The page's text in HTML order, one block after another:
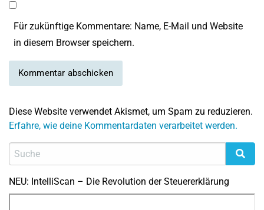
Für zukünftige Kommentare: Name, E-Mail und Website
in diesem Browser speichern.
Diese Website verwendet Akismet, um Spam zu reduzieren.
Erfahre, wie deine Kommentardaten verarbeitet werden.
NEU: IntelliScan – Die Revolution der Steuererklärung